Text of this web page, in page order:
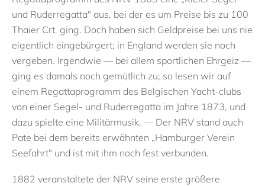
und Ruderregatta" aus, bei der es um Preise bis zu 100
Thaier Crt. ging. Doch haben sich Geldpreise bei uns nie
eigentlich eingebürgert; in England werden sie noch
vergeben. Irgendwie — bei allem sportlichen Ehrgeiz —
ging es damals noch gemütlich zu; so lesen wir auf
einem Regattaprogramm des Belgischen Yacht-clubs
von einer Segel- und Ruderregatta im Jahre 1873, und
dazu spielte eine Militärmusik. — Der NRV stand auch
Pate bei dem bereits erwähnten „Hamburger Verein
Seefahrt" und ist mit ihm noch fest verbunden.
1882 veranstaltete der NRV seine erste größere